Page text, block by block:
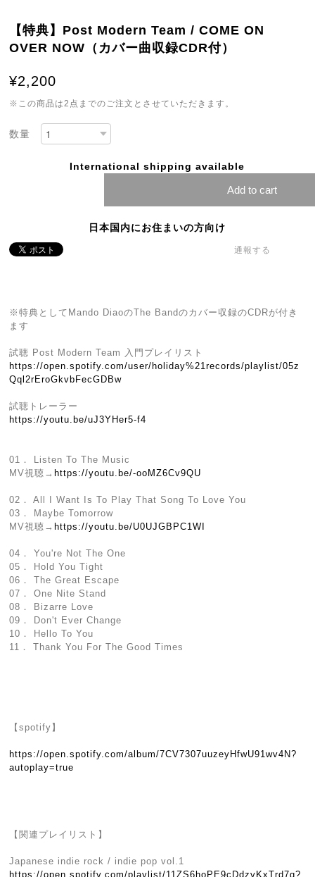
【特典】Post Modern Team / COME ON
OVER NOW（カバー曲収録CDR付）
¥2,200
※この商品は2点までのご注文とさせていただきます。
数量
International shipping available
Add to cart
日本国内にお住まいの方向け
通報する
※特典としてMando DiaoのThe Bandのカバー収録のCDRが付き
ます
試聴 Post Modern Team 入門プレイリスト
https://open.spotify.com/user/holiday%21records/playlist/05z
Qql2rEroGkvbFecGDBw
試聴トレーラー
https://youtu.be/uJ3YHer5-f4
01． Listen To The Music
MV視聴→ https://youtu.be/-ooMZ6Cv9QU
02． All I Want Is To Play That Song To Love You
03． Maybe Tomorrow
MV視聴→ https://youtu.be/U0UJGBPC1WI
04． You're Not The One
05． Hold You Tight
06． The Great Escape
07． One Nite Stand
08． Bizarre Love
09． Don't Ever Change
10． Hello To You
11． Thank You For The Good Times
【spotify】
https://open.spotify.com/album/7CV7307uuzeyHfwU91wv4N?
autoplay=true
【関連プレイリスト】
Japanese indie rock / indie pop vol.1
https://open.spotify.com/playlist/11ZS6hoPE9cDdzyKxTrd7g?